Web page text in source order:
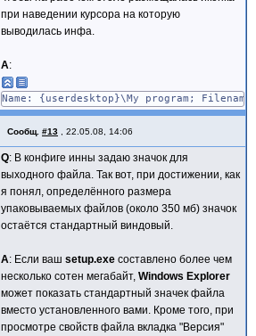
TabOrder:=1;
Font.Style := [fsBold];
end;
with st1 do begin
Parent := Page.Surface;
Left := ScaleX(52);
Top := ScaleY(32);
Height := ScaleY(14);
Caption := 'Ограниченная версия:
st2 := TNewStaticText.Create(Page);
with st2 do begin
Parent := Page.Surface;
Left := ScaleX(52);
Width := ScaleX(77);
Height := ScaleY(14);
Caption := 'Полная
end;
end;
при наведении курсора на которую
выводилась инфа.
A:
Name: {userdesktop}\My program;
Сообщ. #13 22.05.08, 14:06
Q: В конфиге инны задаю значок для
выходного файла. Так вот, при достижении, как
я понял, определённого размера
упаковываемых файлов (около 350 мб) значок
остаётся стандартный виндовый.
A: Если ваш setup.exe составлено более чем
несколько сотен мегабайт, Windows Explorer
может показать стандартный значек файла
вместо установленного вами. Кроме того, при
просмотре свойств файла вкладка "Версия"